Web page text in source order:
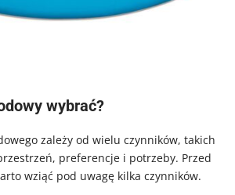
wybrać?
zależy od wielu czynników, takich
preferencje i potrzeby. Przed
wziąć pod uwagę kilka czynników.